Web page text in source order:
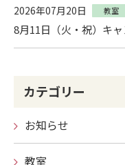
2026年07月20日 教室
8月11日（火・祝）キ
カテゴリー
お知らせ
教室